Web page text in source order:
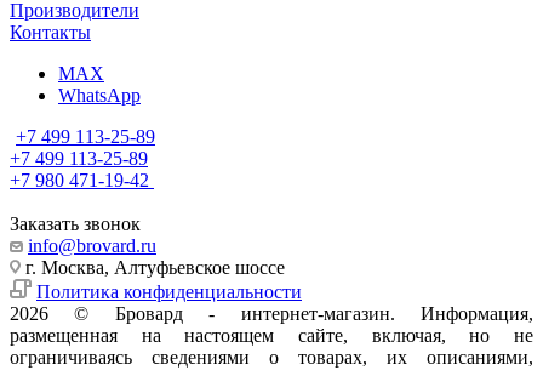
Производители
Контакты
MAX
WhatsApp
+7 499 113-25-89
+7 499 113-25-89
+7 980 471-19-42
Заказать звонок
info@brovard.ru
г. Москва, Алтуфьевское шоссе
Политика конфиденциальности
2026 © Бровард - интернет-магазин. Информация,
размещенная на настоящем сайте, включая, но не
ограничиваясь сведениями о товарах, их описаниями,